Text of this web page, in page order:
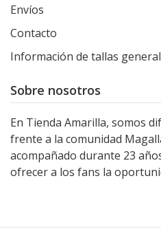
Envíos
Contacto
Información de tallas
Sobre nosotros
En Tienda Amarilla, somos
frente a la comunidad
acompañado durante 23
ofrecer a los fans la